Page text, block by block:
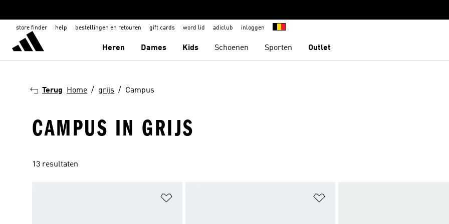
store finder help bestellingen en retouren gift cards word lid adiclub inloggen
Heren Dames Kids Schoenen Sporten Outlet
Terug Home grijs Campus
CAMPUS IN GRIJS
13 resultaten